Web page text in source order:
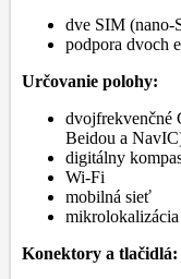
dve SIM (nano-
podpora dvoch
Určovanie polohy:
dvojfrekvenčné
Beidou a
digitálny
Wi-Fi
mobilná sieť
Konektory a tlačidlá: